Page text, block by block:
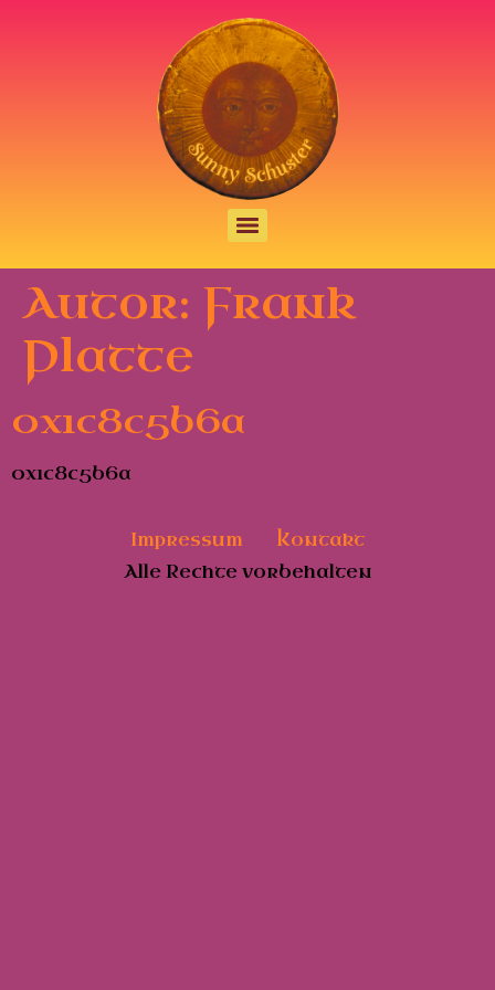
Autor: Frank
Platte
0x1c8c5b6a
0x1c8c5b6a
Impressum
Kontakt
Alle Rechte vorbehalten